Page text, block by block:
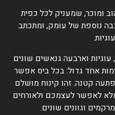
שמעניק לכל כפית
נוספת של עומק, ומתכתב
וארבעה גנאשים שונים
אחד גדול: בכל ביס אפשר
קטנה. זהו קינוח מושלם
לאפשר לעצמכם ולאורחים
וגוונים שונים.